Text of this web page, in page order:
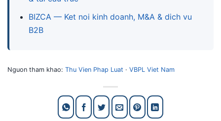
BIZCA — Ket noi kinh doanh, M&A & dich vu
B2B
Nguon tham khao: Thu Vien Phap Luat · VBPL Viet Nam